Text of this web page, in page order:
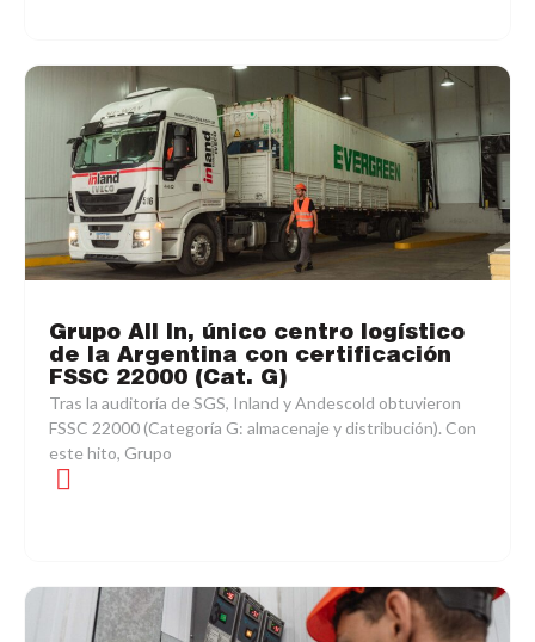
Grupo All In, único centro logístico
de la Argentina con certificación
FSSC 22000 (Cat. G)
Tras la auditoría de SGS, Inland y Andescold obtuvieron
FSSC 22000 (Categoría G: almacenaje y distribución). Con
este hito, Grupo